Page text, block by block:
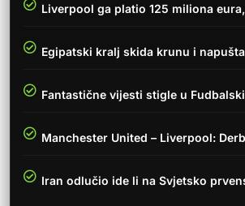
Liverpool ga platio 125 miliona
Egipatski kralj skida krunu i
Fantastične vijesti stigle u
Manchester United – Liverpool:
Iran odlučio ide li na Svjetsko